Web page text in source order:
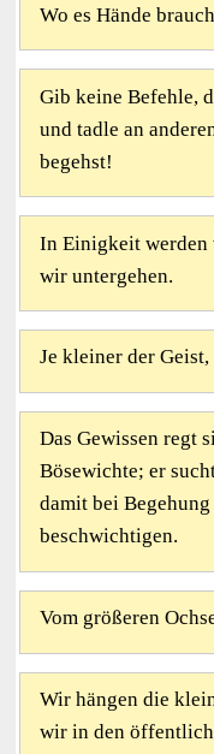
Wo es Hände
Gib keine Befehle,
und tadle an
begehst!
In Einigkeit werden
wir untergehen.
Je kleiner der
Das Gewissen regt
Bösewichte; er
damit bei
beschwichtigen.
Vom größeren
Wir hängen die
wir in den